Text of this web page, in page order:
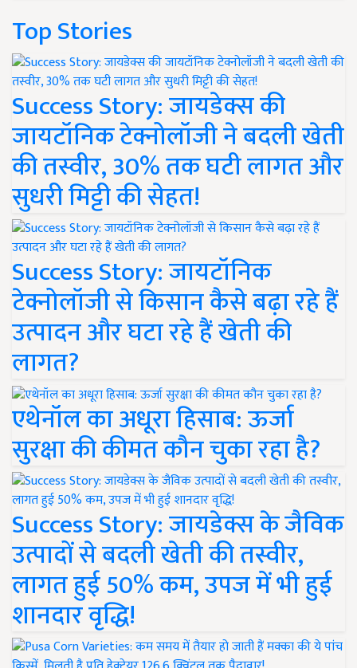
Top Stories
Success Story: जायडेक्स की
जायटॉनिक टेक्नोलॉजी ने बदली खेती
की तस्वीर, 30% तक घटी लागत और
सुधरी मिट्टी की सेहत!
Success Story: जायटॉनिक
टेक्नोलॉजी से किसान कैसे बढ़ा रहे हैं
उत्पादन और घटा रहे हैं खेती की
लागत?
एथेनॉल का अधूरा हिसाब: ऊर्जा
सुरक्षा की कीमत कौन चुका रहा है?
Success Story: जायडेक्स के जैविक
उत्पादों से बदली खेती की तस्वीर,
लागत हुई 50% कम, उपज में भी हुई
शानदार वृद्धि!